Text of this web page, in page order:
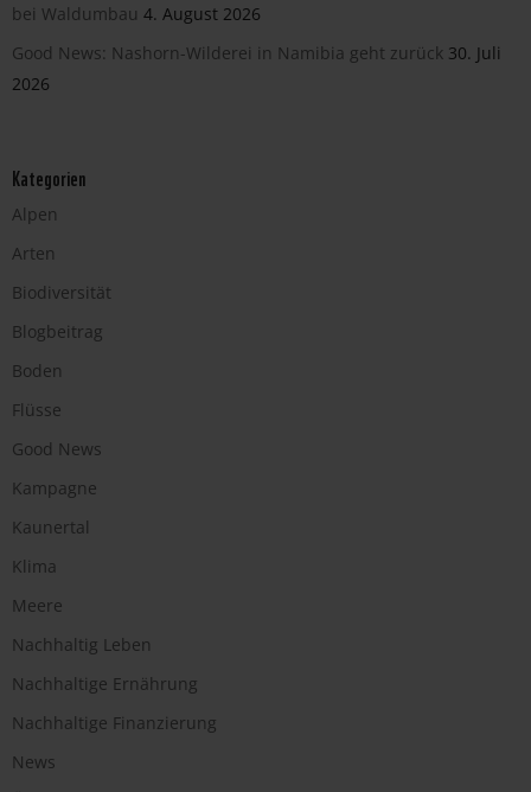
bei Waldumbau 4. August 2026
Good News: Nashorn-Wilderei in Namibia geht zurück 30. Juli
2026
Kategorien
Alpen
Arten
Biodiversität
Blogbeitrag
Boden
Flüsse
Good News
Kampagne
Kaunertal
Klima
Meere
Nachhaltig Leben
Nachhaltige Ernährung
Nachhaltige Finanzierung
News